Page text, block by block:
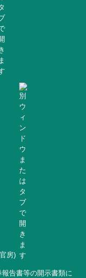
房)
告書等の開示書類に